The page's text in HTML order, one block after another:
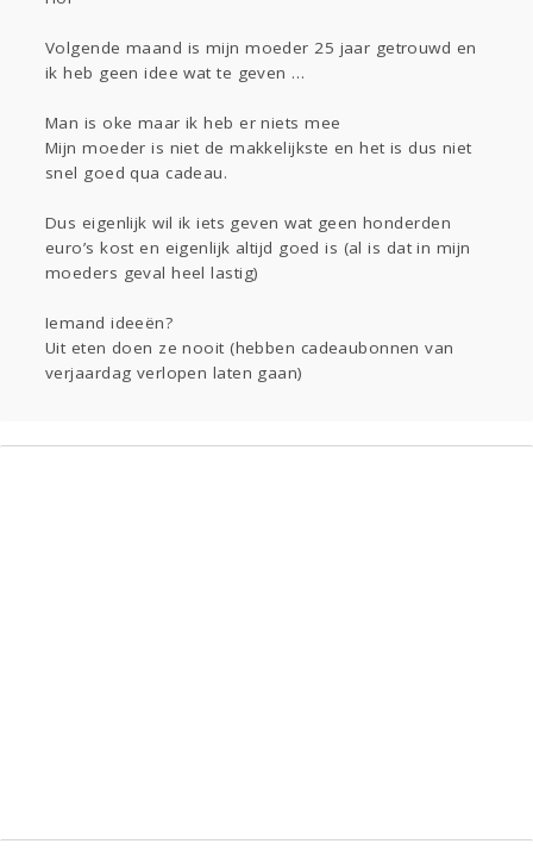
Lezen
Volgende maand is mijn moeder 25 jaar getrouwd en
ik heb geen idee wat te geven …
Man is oke maar ik heb er niets mee
Mijn moeder is niet de makkelijkste en het is dus niet
snel goed qua cadeau.
Dus eigenlijk wil ik iets geven wat geen honderden
euro’s kost en eigenlijk altijd goed is (al is dat in mijn
moeders geval heel lastig)
Iemand ideeën?
Uit eten doen ze nooit (hebben cadeaubonnen van
verjaardag verlopen laten gaan)